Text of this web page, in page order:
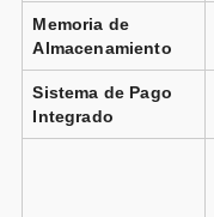
Memoria de
Almacenamiento
Sistema de Pago
Integrado